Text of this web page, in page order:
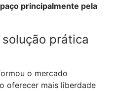
principalmente pela
prática
o mercado
oferecer mais liberdade